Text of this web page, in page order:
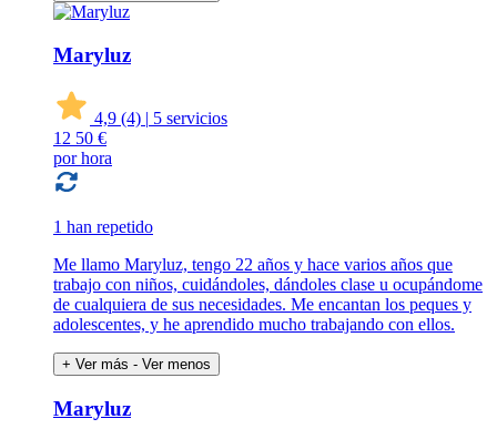
Maryluz
4,9 (4) | 5 servicios
12 50 €
por hora
1 han repetido
Me llamo Maryluz, tengo 22 años y hace varios años que
trabajo con niños, cuidándoles, dándoles clase u ocupándome
de cualquiera de sus necesidades. Me encantan los peques y
adolescentes, y he aprendido mucho trabajando con ellos.
+ Ver más - Ver menos
Maryluz